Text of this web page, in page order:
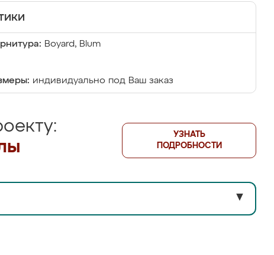
Boyard, Blum
индивидуально под Ваш заказ
УЗНАТЬ
ПОДРОБНОСТИ
▼